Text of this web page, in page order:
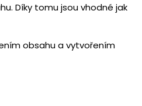
Díky tomu jsou vhodné jak
obsahu a vytvořením